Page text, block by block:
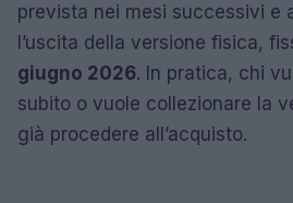
prevista nei mesi successivi e
l’uscita della versione fisica,
giugno 2026. In pratica, chi
subito o vuole collezionare la
già procedere all’acquisto.